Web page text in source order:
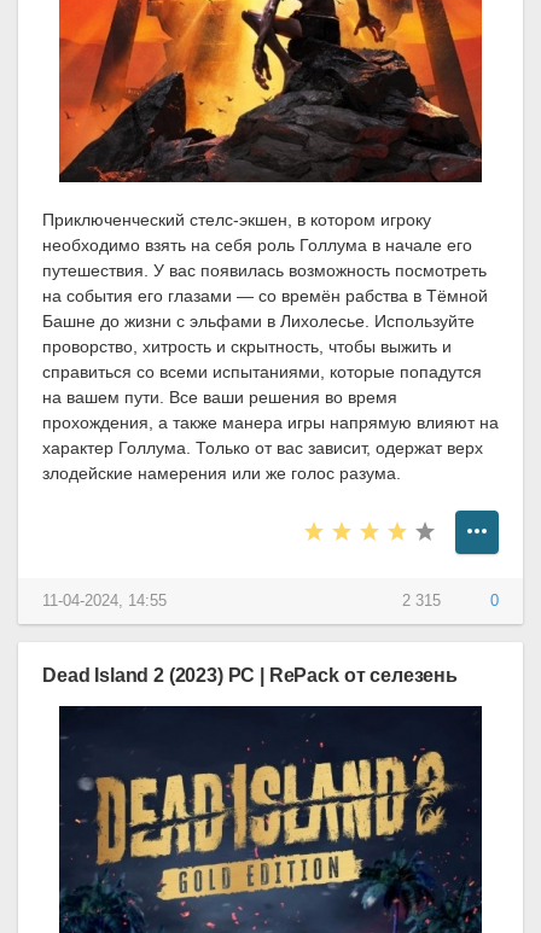
Приключенческий стелс-экшен, в котором игроку
необходимо взять на себя роль Голлума в начале его
путешествия. У вас появилась возможность посмотреть
на события его глазами — со времён рабства в Тёмной
Башне до жизни с эльфами в Лихолесье. Используйте
проворство, хитрость и скрытность, чтобы выжить и
справиться со всеми испытаниями, которые попадутся
на вашем пути. Все ваши решения во время
прохождения, а также манера игры напрямую влияют на
характер Голлума. Только от вас зависит, одержат верх
злодейские намерения или же голос разума.
2 315 0
11-04-2024, 14:55
Dead Island 2 (2023) PC | RePack от селезень